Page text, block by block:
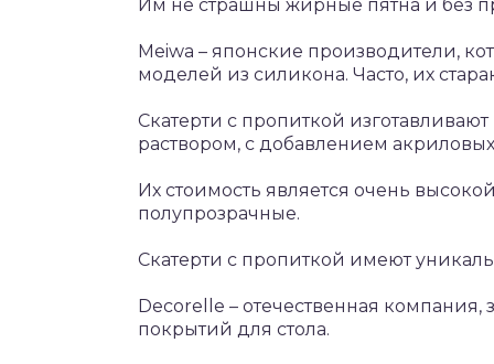
Им не страшны жирные пятна и без
Meiwa – японские производители,
моделей из силикона. Часто, их
Скатерти с пропиткой
раствором, с добавлением
Их стоимость является очень
полупрозрачные.
Скатерти с пропиткой имеют
Decorelle – отечественная
покрытий для стола.